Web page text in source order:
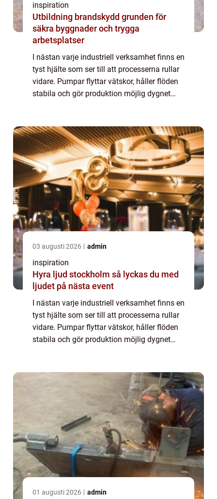
inspiration
Utbildning brandskydd grunden för
säkra byggnader och trygga
arbetsplatser
I nästan varje industriell verksamhet finns en
tyst hjälte som ser till att processerna rullar
vidare. Pumpar flyttar vätskor, håller flöden
stabila och gör produktion möjlig dygnet
03 augusti 2026 admin
inspiration
Hyra ljud stockholm så lyckas du med
ljudet på nästa event
I nästan varje industriell verksamhet finns en
tyst hjälte som ser till att processerna rullar
vidare. Pumpar flyttar vätskor, håller flöden
stabila och gör produktion möjlig dygnet
01 augusti 2026 admin